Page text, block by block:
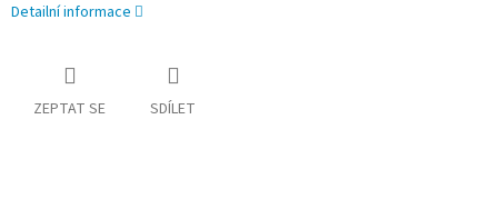
Detailní informace
ZEPTAT SE SDÍLET